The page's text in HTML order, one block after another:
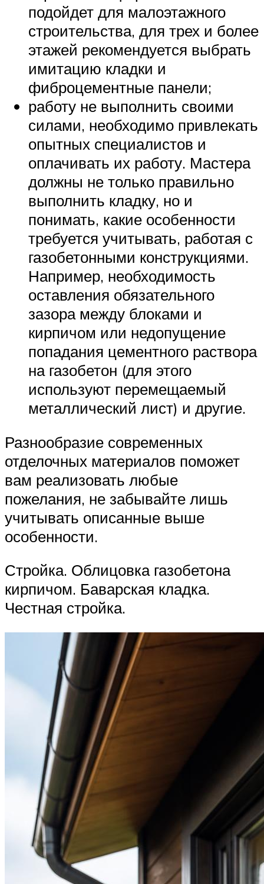
подойдет для малоэтажного
строительства, для трех и более
этажей рекомендуется выбрать
имитацию кладки и
фиброцементные панели;
работу не выполнить своими
силами, необходимо привлекать
опытных специалистов и
оплачивать их работу. Мастера
должны не только правильно
выполнить кладку, но и
понимать, какие особенности
требуется учитывать, работая с
газобетонными конструкциями.
Например, необходимость
оставления обязательного
зазора между блоками и
кирпичом или недопущение
попадания цементного раствора
на газобетон (для этого
используют перемещаемый
металлический лист) и другие.
Разнообразие современных
отделочных материалов поможет
вам реализовать любые
пожелания, не забывайте лишь
учитывать описанные выше
особенности.
Стройка. Облицовка газобетона
кирпичом. Баварская кладка.
Честная стройка.